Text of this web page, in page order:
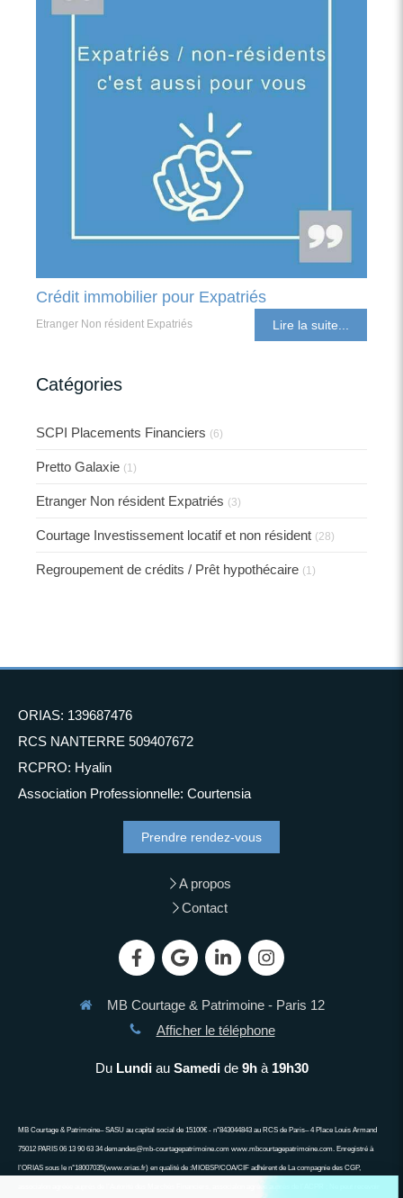
Crédit immobilier pour Expatriés
Etranger Non résident Expatriés Lire la suite...
Catégories
SCPI Placements Financiers (6)
Pretto Galaxie (1)
Etranger Non résident Expatriés (3)
Courtage Investissement locatif et non résident (28)
Regroupement de crédits / Prêt hypothécaire (1)
ORIAS: 139687476
RCS NANTERRE 509407672
RCPRO: Hyalin
Association Professionnelle: Courtensia
Prendre rendez-vous
A propos
Contact
MB Courtage & Patrimoine - Paris 12
Afficher le téléphone
Du Lundiau Samedide 9hà 19h30
MB Courtage & Patrimoine– SASU au capital social de 15100€ - n°843044843 au RCS de Paris– 4 Place Louis Armand
75012 PARIS 06 13 90 63 34 demandes@mb-courtagepatrimoine.com www.mbcourtagepatrimoine.com. Enregistré à
l’ORIAS sous le n°18007035(www.orias.fr) en qualité de :MIOBSP/COA/CIF adhérent de La compagnie des CGP,